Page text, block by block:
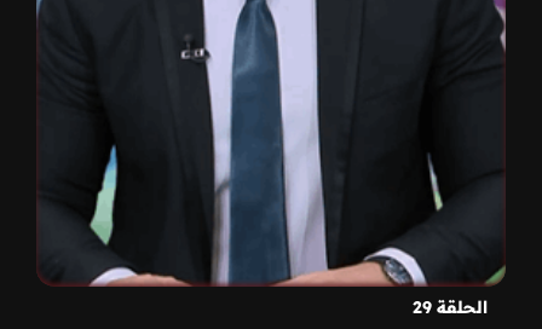
الحلقة 29